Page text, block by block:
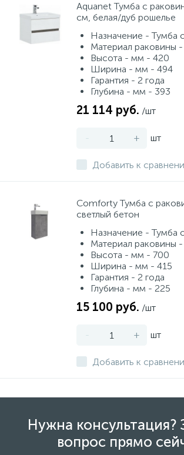
Aquanet Тумба с
см, белая/дуб рошелье
Назначение - Тумба
Материал раковины
Высота - мм - 420
Ширина - мм - 494
Гарантия - 2 года
Глубина - мм - 393
21 114 руб. /шт
- + шт
Добавить к
Сomforty Тумба с
светлый бетон
Назначение - Тумба
Материал раковины
Высота - мм - 700
Ширина - мм - 415
Гарантия - 2 года
Глубина - мм - 225
15 100 руб. /шт
- + шт
Добавить к
Нужна консультация?
вопрос прямо